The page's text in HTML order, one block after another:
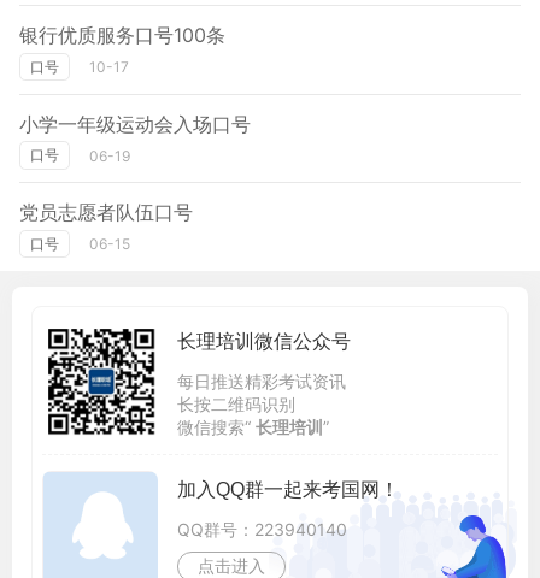
银行优质服务口号100条
口号 10-17
小学一年级运动会入场口号
口号 06-19
党员志愿者队伍口号
口号 06-15
长理培训微信公众号
每日推送精彩考试资讯
长按二维码识别
微信搜索“ 长理培训 ”
加入QQ群一起来考国网！
QQ群号：223940140
点击进入